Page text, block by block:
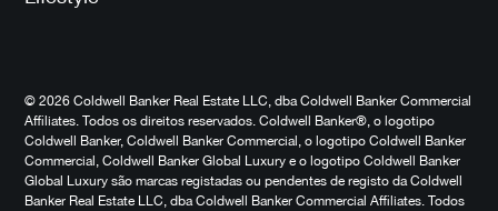
© 2026 Coldwell Banker Real Estate LLC, dba Coldwell Banker Commercial
Affiliates. Todos os direitos reservados. Coldwell Banker®, o logotipo
Coldwell Banker, Coldwell Banker Commercial, o logotipo Coldwell Banker
Commercial, Coldwell Banker Global Luxury e o logotipo Coldwell Banker
Global Luxury são marcas registadas ou pendentes de registo da Coldwell
Banker Real Estate LLC, dba Coldwell Banker Commercial Affiliates. Todos